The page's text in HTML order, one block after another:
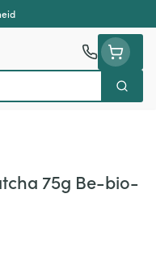
Zoek
75g Be-bio-